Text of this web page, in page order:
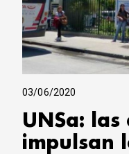
03/06/2020
UNSa:
impulsan